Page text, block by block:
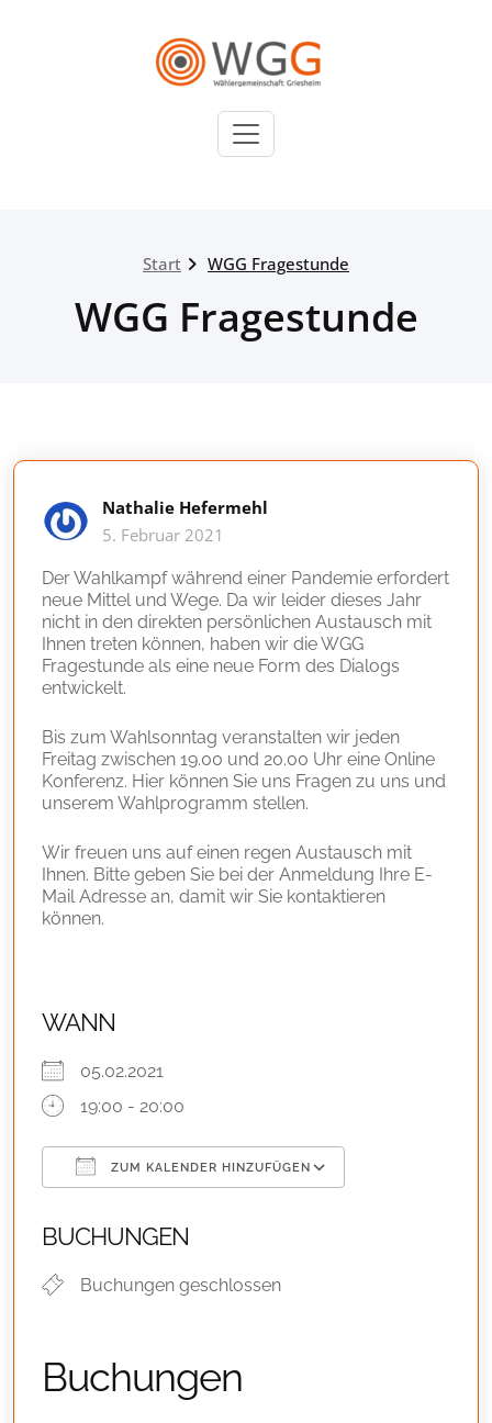
Start WGG Fragestunde
WGG Fragestunde
Nathalie Hefermehl
5. Februar 2021
Der Wahlkampf während einer Pandemie erfordert
neue Mittel und Wege. Da wir leider dieses Jahr
nicht in den direkten persönlichen Austausch mit
Ihnen treten können, haben wir die WGG
Fragestunde als eine neue Form des Dialogs
entwickelt.
Bis zum Wahlsonntag veranstalten wir jeden
Freitag zwischen 19.00 und 20.00 Uhr eine Online
Konferenz. Hier können Sie uns Fragen zu uns und
unserem Wahlprogramm stellen.
Wir freuen uns auf einen regen Austausch mit
Ihnen. Bitte geben Sie bei der Anmeldung Ihre E-
Mail Adresse an, damit wir Sie kontaktieren
können.
WANN
05.02.2021
19:00 - 20:00
ZUM KALENDER HINZUFÜGEN
BUCHUNGEN
Buchungen geschlossen
Buchungen